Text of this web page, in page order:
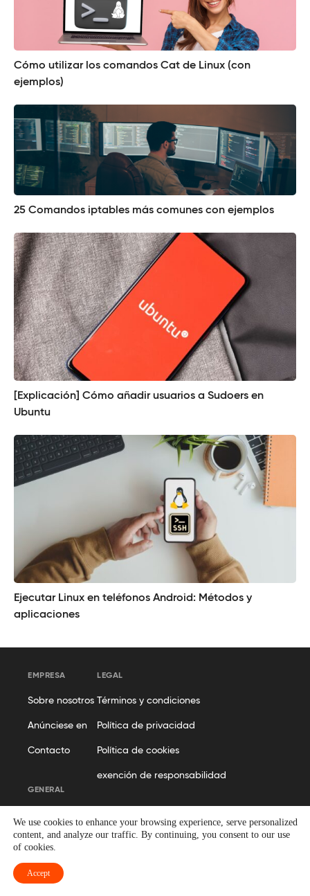
Cómo utilizar los comandos Cat de Linux (con
ejemplos)
25 Comandos iptables más comunes con ejemplos
[Explicación] Cómo añadir usuarios a Sudoers en
Ubuntu
Ejecutar Linux en teléfonos Android: Métodos y
aplicaciones
EMPRESA
Sobre nosotros
Anúnciese en
Contacto
LEGAL
Términos y condiciones
Política de privacidad
Política de cookies
exención de responsabilidad
GENERAL
Sitemap
We use cookies to enhance your browsing experience, serve personalized
content, and analyze our traffic. By continuing, you consent to our use
of cookies.
Accept